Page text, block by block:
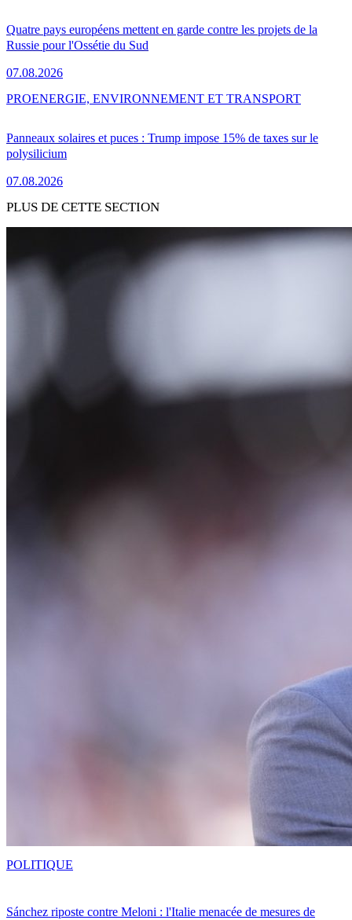
Quatre pays européens mettent en garde contre les projets de la
Russie pour l'Ossétie du Sud
07.08.2026
Panneaux solaires et puces : Trump impose 15% de taxes sur le
polysilicium
07.08.2026
PROENERGIE, ENVIRONNEMENT ET TRANSPORT
PLUS DE CETTE SECTION
Sánchez riposte contre Meloni : l'Italie menacée de mesures de
POLITIQUE